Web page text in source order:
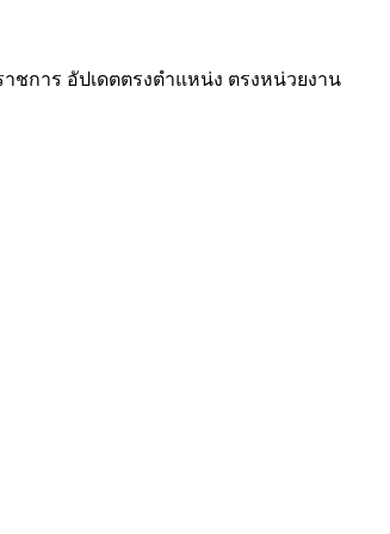
ชการ อัปเดตตรงตำแหน่ง ตรงหน่วยงาน